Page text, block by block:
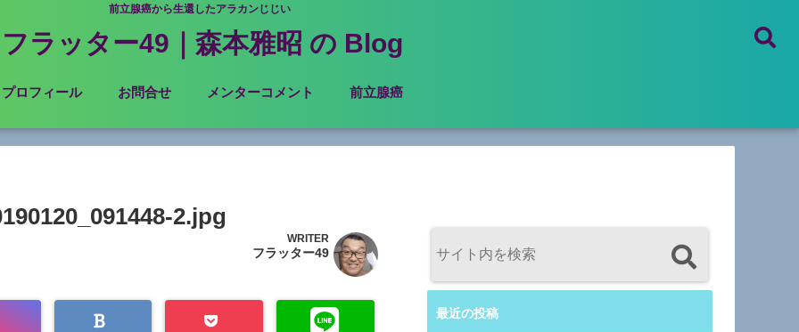
前立腺癌から生還したアラカンじじい
フラッター49｜森本雅昭 の Blog
プロフィール お問合せ メンターコメント 前立腺癌
2.jpg
WRITER
フラッター49
最近の投稿